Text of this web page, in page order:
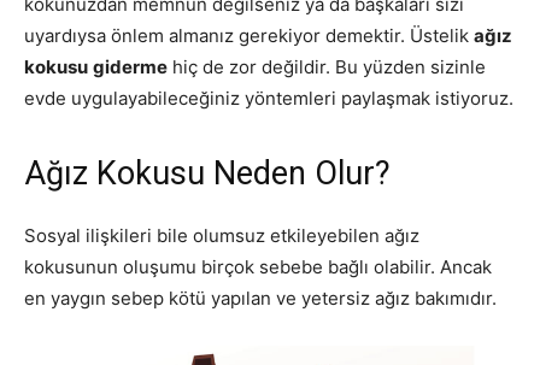
uyardıysa önlem almanız gerekiyor demektir. Üstelik ağız
kokusu giderme hiç de zor değildir. Bu yüzden sizinle
evde uygulayabileceğiniz yöntemleri paylaşmak istiyoruz.
Ağız Kokusu Neden Olur?
Sosyal ilişkileri bile olumsuz etkileyebilen ağız
kokusunun oluşumu birçok sebebe bağlı olabilir. Ancak
en yaygın sebep kötü yapılan ve yetersiz ağız bakımıdır.